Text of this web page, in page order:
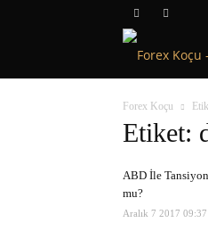
Forex Koçu
Etiket:
ABD İle
mu?
Aralık 7 2017 09:37